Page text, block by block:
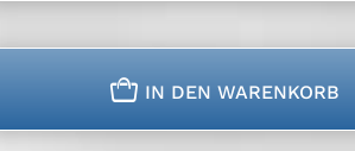
n IN DEN WARENKORB